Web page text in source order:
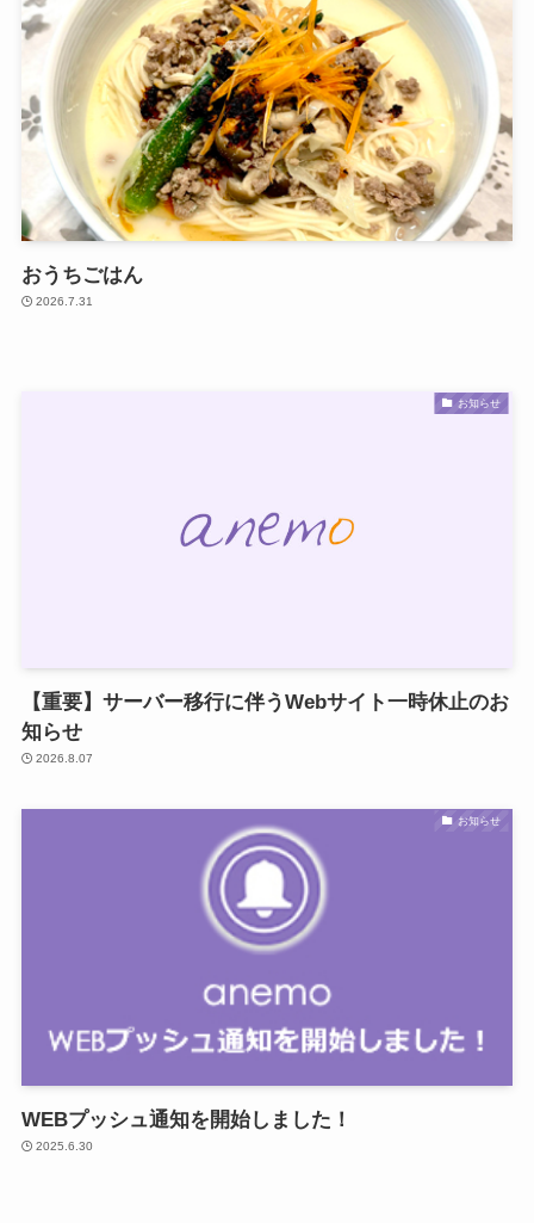
おうちごはん
2026.7.31
お知らせ
【重要】サーバー移行に伴うWebサイト一時休止のお
知らせ
2026.8.07
お知らせ
WEBプッシュ通知を開始しました！
2025.6.30